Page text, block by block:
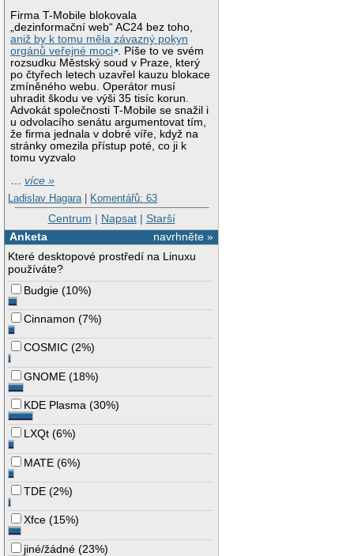
Firma T-Mobile blokovala
„dezinformační web“ AC24 bez toho,
aniž by k tomu měla závazný pokyn
orgánů veřejné moci . Píše to ve svém
rozsudku Městský soud v Praze, který
po čtyřech letech uzavřel kauzu blokace
zmíněného webu. Operátor musí
uhradit škodu ve výši 35 tisíc korun.
Advokát společnosti T-Mobile se snažil i
u odvolacího senátu argumentovat tím,
že firma jednala v dobré víře, když na
stránky omezila přístup poté, co ji k
tomu vyzvalo
…více »
Ladislav Hagara | Komentářů: 63
Centrum | Napsat| Starší
navrhněte »
Anketa
Které desktopové prostředí na Linuxu
používáte?
Budgie (10%)
Cinnamon (7%)
COSMIC (2%)
GNOME (18%)
KDE Plasma (30%)
LXQt (6%)
MATE (6%)
TDE (2%)
Xfce (15%)
jiné/žádné (23%)